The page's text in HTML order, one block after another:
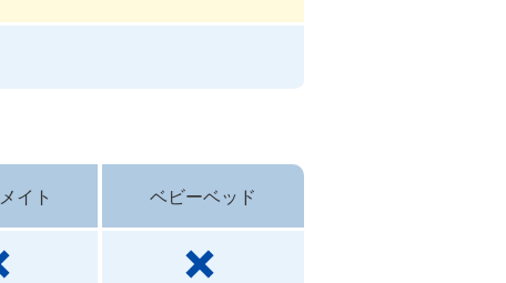
イト ベビーベッド